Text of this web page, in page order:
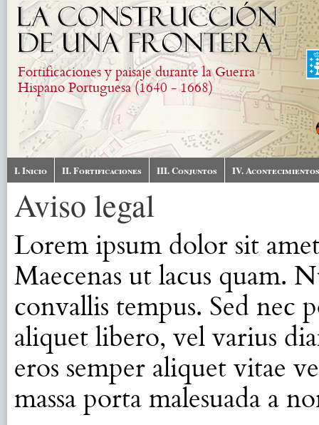
Pasar al contenido principal
Fortificaciones y paisaje durante la Guerra
Hispano Portuguesa (1640 - 1668)
I. Inicio II. Fortificaciones III. Conjuntos IV. Acontecimientos
Aviso legal
Lorem ipsum dolor sit
Maecenas ut lacus quam.
convallis tempus. Sed nec
aliquet libero, vel varius
eros semper aliquet vitae
massa porta malesuada a